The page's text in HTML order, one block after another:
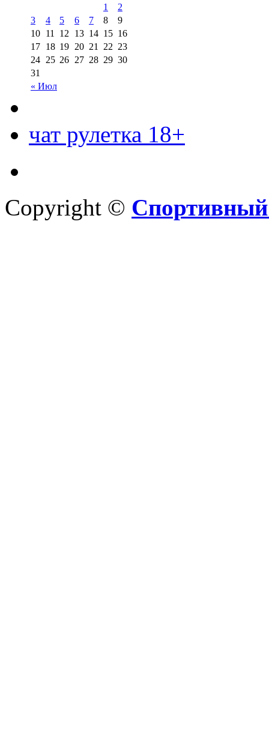
« Июл
1
2
3
4 5 6 7 8
9
10 11 12 13 14 15 16
17 18 19 20 21 22 23
24 25 26 27 28 29 30
31
чат рулетка 18+
Copyright © Спортивный